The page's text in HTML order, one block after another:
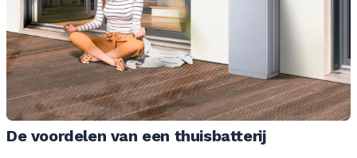
De voordelen van een thuisbatterij